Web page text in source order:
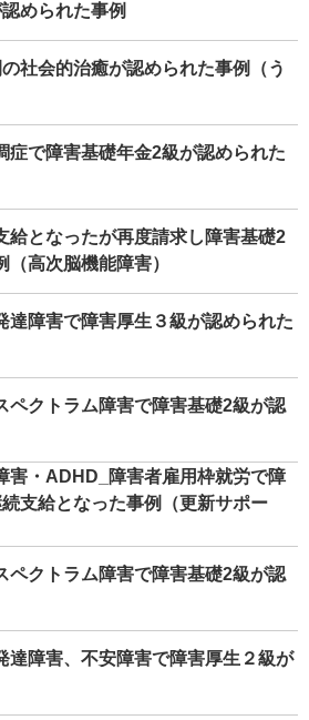
められた事例
の社会的治癒が認められた事例（う
症で障害基礎年金2級が認められた
給となったが再度請求し障害基礎2
高次脳機能障害）
達障害で障害厚生３級が認められた
ペクトラム障害で障害基礎2級が認
害・ADHD_障害者雇用枠就労で障
支給となった事例（更新サポー
ペクトラム障害で障害基礎2級が認
達障害、不安障害で障害厚生２級が